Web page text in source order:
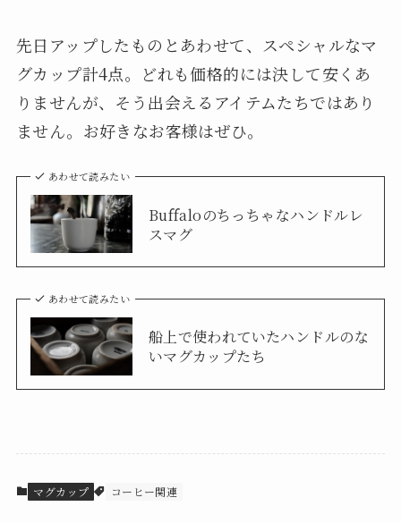
先日アップしたものとあわせて、スペシャルなマ
グカップ計4点。どれも価格的には決して安くあ
りませんが、そう出会えるアイテムたちではあり
ません。お好きなお客様はぜひ。
あわせて読みたい
Buffaloのちっちゃなハンドルレ
スマグ
あわせて読みたい
船上で使われていたハンドルのな
いマグカップたち
マグカップ コーヒー関連